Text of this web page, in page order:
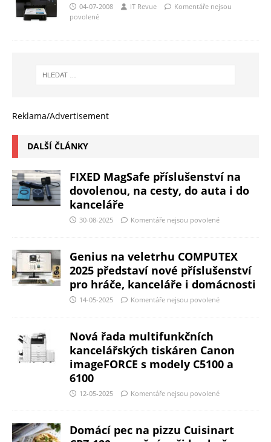
04-07-2008 IT Revue
Komentáře nejsou
povolené
Reklama/Advertisement
DALŠÍ ČLÁNKY
FIXED MagSafe příslušenství na
dovolenou, na cesty, do auta i do
kanceláře
30-08-2025 Komentáře nejsou povolené
Genius na veletrhu COMPUTEX
2025 představí nové příslušenství
pro hráče, kanceláře i domácnosti
14-05-2025 Komentáře nejsou povolené
Nová řada multifunkčních
kancelářských tiskáren Canon
imageFORCE s modely C5100 a
6100
12-05-2025 Komentáře nejsou povolené
Domácí pec na pizzu Cuisinart